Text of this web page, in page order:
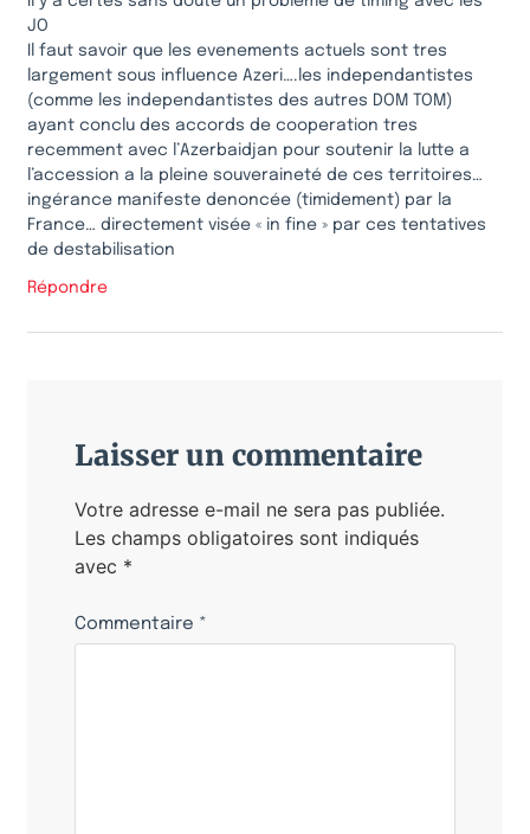
JO
Il faut savoir que les evenements actuels sont tres
largement sous influence Azeri….les independantistes
(comme les independantistes des autres DOM TOM)
ayant conclu des accords de cooperation tres
recemment avec l’Azerbaidjan pour soutenir la lutte a
l’accession a la pleine souveraineté de ces territoires…
ingérance manifeste denoncée (timidement) par la
France… directement visée « in fine » par ces tentatives
de destabilisation
Répondre
Laisser un commentaire
Votre adresse e-mail ne sera pas publiée.
Les champs obligatoires sont indiqués
avec *
Commentaire *